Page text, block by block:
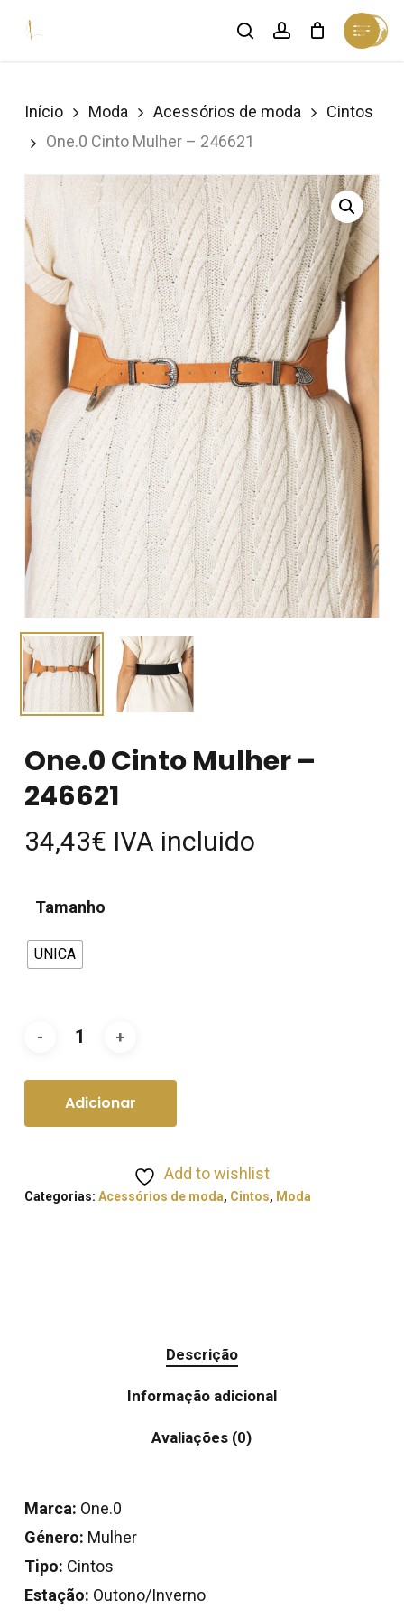
searchaccount
Menu
Close
Cart
Início Moda Acessórios de moda
Cintos
One.0 Cinto Mulher – 246621
One.0 Cinto Mulher –
246621
34,43€ IVA incluido
Tamanho
UNICA
Adicionar
Add to wishlist
Categorias: Acessórios de moda, Cintos, Moda
Descrição
Informação adicional
Avaliações (0)
Marca: One.0
Género: Mulher
Tipo: Cintos
Estação: Outono/Inverno